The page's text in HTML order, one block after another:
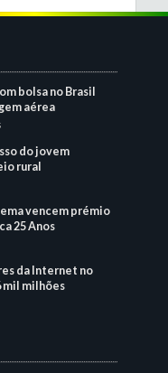
bolsa no Brasil
aérea
do jovem
rural
vencem prémio
25 Anos
da Internet no
mil milhões